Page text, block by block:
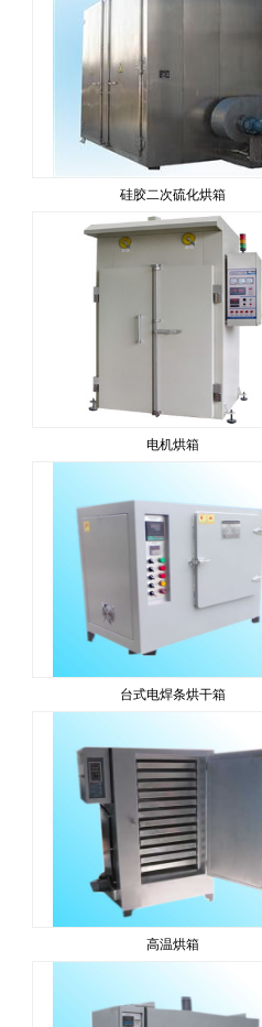
硅胶二次硫化烘箱
电机烘箱
台式电焊条烘干箱
高温烘箱